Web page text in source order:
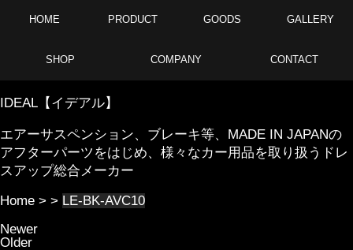
HOME PRODUCT GOODS GALLERY
SHOP COMPANY CONTACT
IDEAL【イデアル】
エアーサスペンション、ブレーキ等、MADE IN JAPANの
アフターパーツをはじめ、様々なカー用品を取り扱うドレ
スアップ総合メーカー
Home > > LE-BK-AVC10
Newer
Older